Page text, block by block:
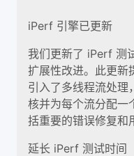
iPerf 引擎已更新
我们更新了 iPerf 测
扩展性改进。此更新
引入了多线程流处理
核并为每个流分配一
括重要的错误修复和
延长 iPerf 测试时间